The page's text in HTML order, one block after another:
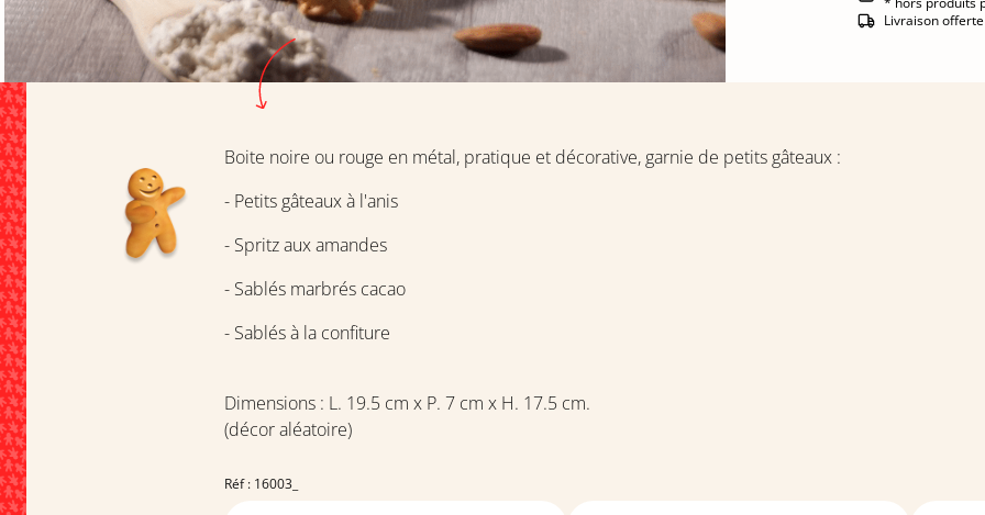
Livraison
Boite noire ou rouge en métal, pratique et décorative, garnie de petits gâteaux :
- Petits gâteaux à l'anis
- Spritz aux amandes
- Sablés marbrés cacao
- Sablés à la confiture
Dimensions : L. 19.5 cm x P. 7 cm x H. 17.5 cm.
(décor aléatoire)
Réf : 16003_